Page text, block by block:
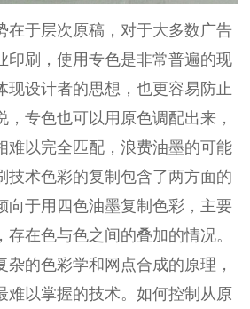
在于层次原稿，对于大多数广告
印刷，使用专色是非常普遍的现
现设计者的思想，也更容易防止
专色也可以用原色调配出来，
难以完全匹配，浪费油墨的可能
技术色彩的复制包含了两方面的
向于用四色油墨复制色彩，主要
存在色与色之间的叠加的情况。
杂的色彩学和网点合成的原理，
难以掌握的技术。如何控制从原